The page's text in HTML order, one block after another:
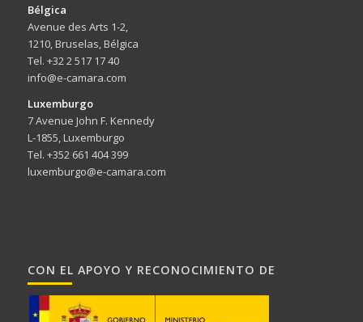
Bélgica
Avenue des Arts 1-2,
1210, Bruselas, Bélgica
Tel. +32 2 517 17 40
info@e-camara.com
Luxemburgo
7 Avenue John F. Kennedy
L-1855, Luxemburgo
Tel. +352 661 404 399
luxemburgo@e-camara.com
CON EL APOYO Y RECONOCIMIENTO DE